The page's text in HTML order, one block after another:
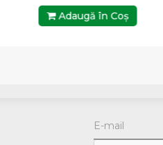
Adaugă în Coş